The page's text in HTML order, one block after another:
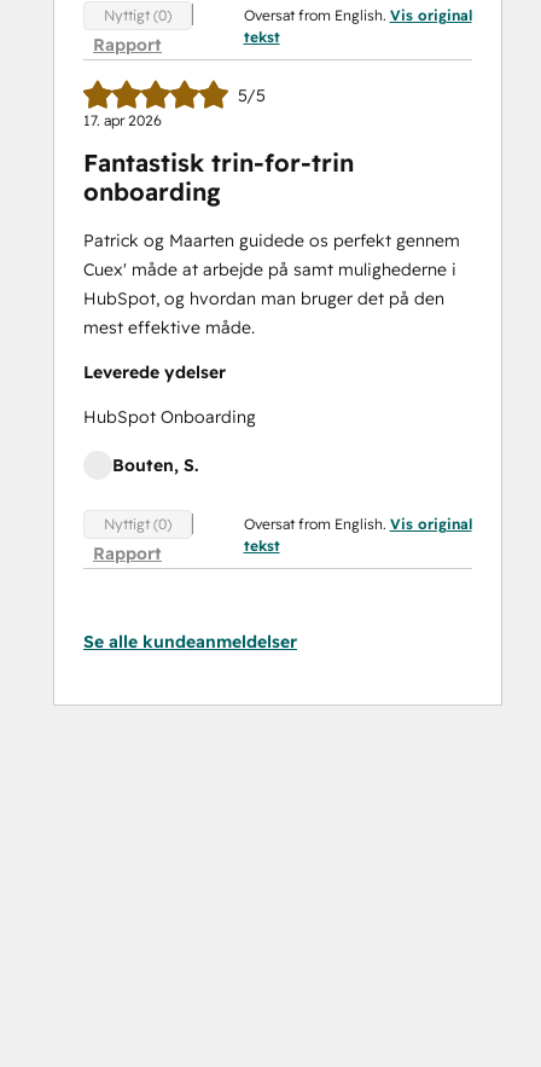
Nyttigt (0)
Rapport
Oversat from English. Vis original
tekst
5/5
17. apr 2026
Fantastisk trin-for-trin
onboarding
Patrick og Maarten guidede os perfekt gennem
Cuex' måde at arbejde på samt mulighederne i
HubSpot, og hvordan man bruger det på den
mest effektive måde.
Leverede ydelser
HubSpot Onboarding
Bouten, S.
Nyttigt (0)
Rapport
Oversat from English. Vis original
tekst
Se alle kundeanmeldelser